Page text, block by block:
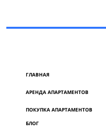
ГЛАВНАЯ
АРЕНДА АПАРТАМЕНТОВ
ПОКУПКА АПАРТАМЕНТОВ
БЛОГ